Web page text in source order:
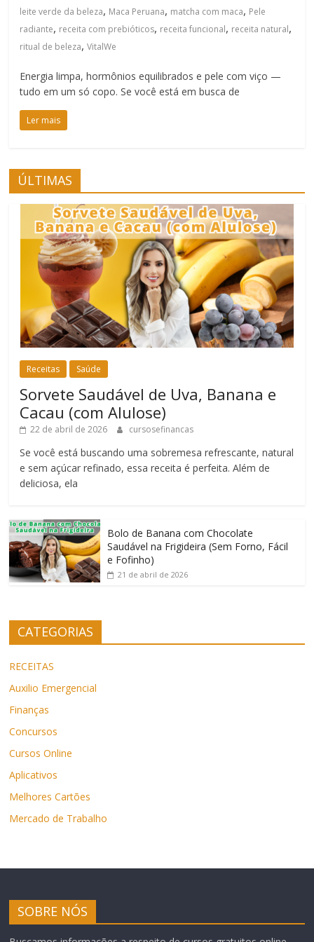
leite verde da beleza, Maca Peruana, matcha com maca, Pele
radiante, receita com prebióticos, receita funcional, receita natural,
ritual de beleza,VitalWe
Energia limpa, hormônios equilibrados e pele com viço —
tudo em um só copo. Se você está em busca de
Ler mais
ÚLTIMAS
Receitas Saúde
Sorvete Saudável de Uva, Banana e
Cacau (com Alulose)
22 de abril de 2026 cursosefinancas
Se você está buscando uma sobremesa refrescante, natural
e sem açúcar refinado, essa receita é perfeita. Além de
deliciosa, ela
Bolo de Banana com Chocolate
Saudável na Frigideira (Sem Forno, Fácil
e Fofinho)
21 de abril de 2026
CATEGORIAS
RECEITAS
Auxilio Emergencial
Finanças
Concursos
Cursos Online
Aplicativos
Melhores Cartões
Mercado de Trabalho
SOBRE NÓS